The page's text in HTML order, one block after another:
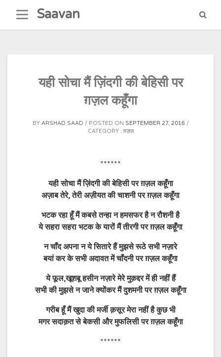
content
Saavan
यही सोचा मैं ज़िंदगी की बेहिसी पर
ग़ज़ल कहूँगा
BY ARSHAD SAAD POSTED ON SEPTEMBER 27, 2016
CATEGORY : ग़ज़ल
******
यही सोचा मैं ज़िंदगी की बेहिसी पर ग़ज़ल कहूँगा
अज़ाब तेरे, तेरी अज़ीयत की चाशनी पर ग़ज़ल कहूँगा
भटक रहा हूँ मैं कबसे तन्हा न हमसफर है न रौशनी है
ये सहरा सहरा भटक के यारों मैं तीरगी पर ग़ज़ल कहूँगा
न चाँद अपना न ये सितारे हैं मुझसे रूठे सभी नज़ारे
बयां कर के सभी अदावत में चाँदनी पर ग़ज़ल कहूँगा
ये फूल,खूशबू हसीन नज़ारे मेरे मुक़द्दर में ही नहीं हैं
सभी की मुझसे न जाने क्योंकर मैं दुशमनी पर ग़ज़ल कहूँगा
गरीब हूँ मैं खुदा की मर्जी क़सूर मेरा नहीं हैकुछ भी
मगर सदाक़त से बेकसी और मुफलिसी पर ग़ज़ल कहूँगा
******